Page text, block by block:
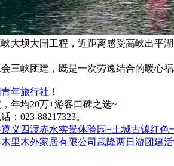
大坝大国工程，近距离感受高峡出平
三峡团建，既是一次劳逸结合的暖心
年旅行社 ！
年均20万+游客口碑之选~
：023-88217323。
遵义四渡赤水实景体验园+土城古镇红色
木里木外家居有限公司武隆两日游团建